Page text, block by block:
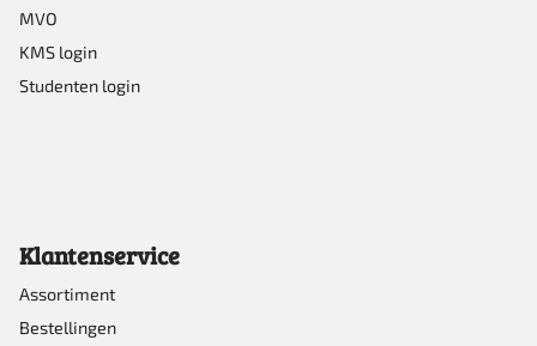
MVO
KMS login
Studenten login
Klantenservice
Assortiment
Bestellingen